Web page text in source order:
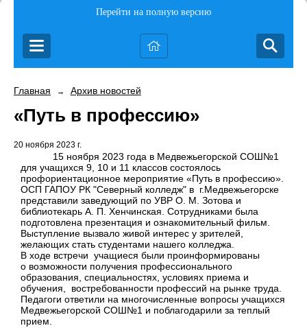
Перейти на полную версию
Главная → Архив новостей
«Путь в профессию»
20 ноября 2023 г.
15 ноября 2023 года в Медвежьегорской СОШ№1
для учащихся 9, 10 и 11 классов состоялось
профориентационное мероприятие «Путь в профессию».
ОСП ГАПОУ РК "Северный колледж" в г.Медвежьегорске
представили заведующий по УВР О. М. Зотова и
библиотекарь А. П. Хенчинская. Сотрудниками была
подготовлена презентация и ознакомительный фильм.
Выступление вызвало живой интерес у зрителей,
желающих стать студентами нашего колледжа.
В ходе встречи учащиеся были проинформированы
о возможности получения профессионального
образования, специальностях, условиях приема и
обучения,
востребованности профессий на рынке труда.
Педагоги ответили на многочисленные вопросы учащихся
Медвежьегорской СОШ№1 и поблагодарили за теплый
прием.